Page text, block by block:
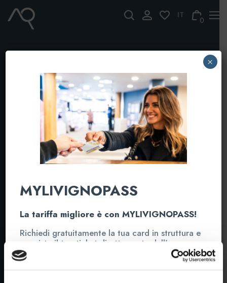
content
0
Healthy sunday: back
MYLIVIGNOPASS
La tariffa migliore è con MYLIVIGNOPASS!
Richiedi gratuitamente la tua card in struttura e
acquista il tuo ticket direttamente dall’app
MYLIVIGNOPASS
conveniente.
×